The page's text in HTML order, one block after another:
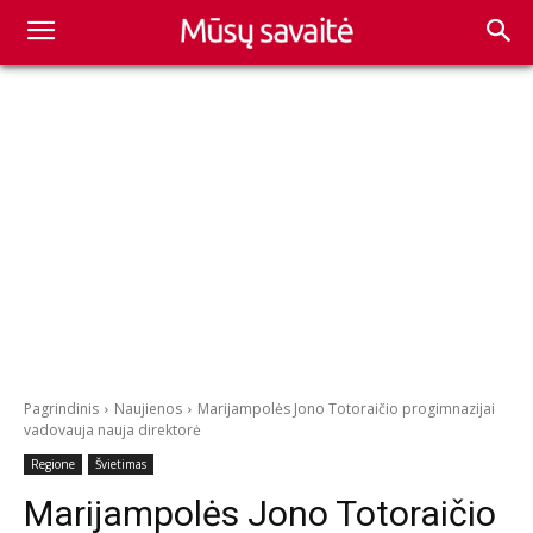
Pagrindinis Naujienos
Marijampolės Jono Totoraičio progimnazijai
vadovauja nauja direktorė
Regione Švietimas
Marijampolės Jono Totoraičio